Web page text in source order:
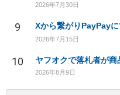
2026年7月30日
9 Xから繋がりPayPayに
2026年7月15日
10
2026年8月9日